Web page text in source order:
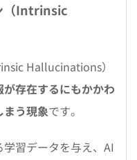
（Intrinsic
Hallucinations）
存在するにもかかわ
まう現象です。
習データを与え、AI